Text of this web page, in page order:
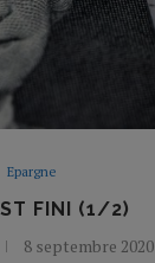
Epargne
FINI (1/2)
8 septembre 2020